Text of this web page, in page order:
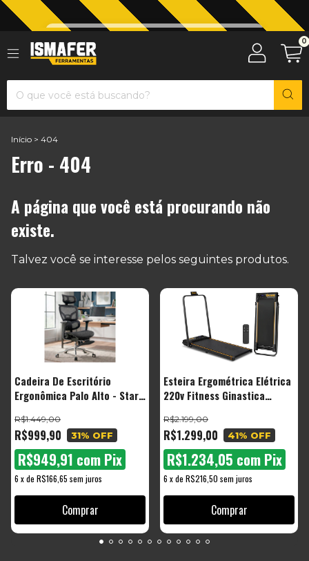
Jardinagem com The Black Tools
0
Início > 404
Erro - 404
A página que você está procurando não
existe.
Talvez você se interesse pelos seguintes produtos.
Cadeira De Escritório
Ergonômica Palo Alto - Start
Suporte Lombar Adaptável
Apoio Para Pés Retrátil
R$999,90
R$1.449,00
31% OFF
6 xde R$166,65 sem juros
R$949,91 com Pix
Esteira Ergométrica Elétrica
220v Fitness Ginastica
R$1.299,00
R$2.199,00
41% OFF
6 xde R$216,50 sem juros
R$1.234,05 com Pix